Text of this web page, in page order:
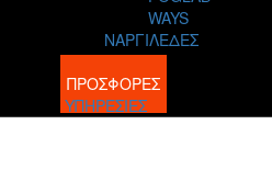
WAYS
ΝΑΡΓΙΛΕΔΕΣ
BLOG
ΠΡΟΣΦΟΡΕΣ
ΥΠΗΡΕΣΙΕΣ